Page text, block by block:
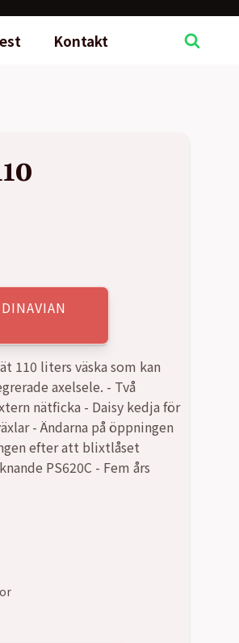
Kontakt
110 liters väska som kan
axelsele. - Två
nätficka - Daisy kedja för
- Ändarna på öppningen
efter att blixtlåset
PS620C - Fem års